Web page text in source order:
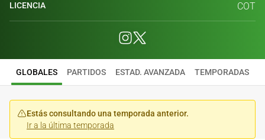
LICENCIA COT
GLOBALES PARTIDOS ESTAD. AVANZADA TEMPORADAS
Estás consultando una temporada anterior.
Ir a la última temporada